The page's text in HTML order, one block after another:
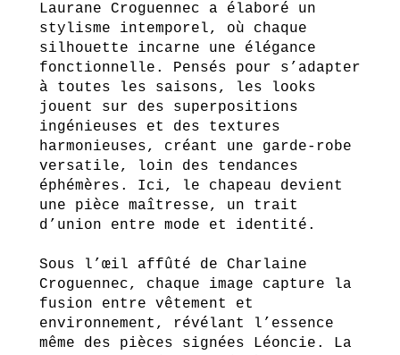
Laurane Croguennec a élaboré un
stylisme intemporel, où chaque
silhouette incarne une élégance
fonctionnelle. Pensés pour s’adapter
à toutes les saisons, les looks
jouent sur des superpositions
ingénieuses et des textures
harmonieuses, créant une garde-robe
versatile, loin des tendances
éphémères. Ici, le chapeau devient
une pièce maîtresse, un trait
d’union entre mode et identité.
Sous l’œil affûté de Charlaine
Croguennec, chaque image capture la
fusion entre vêtement et
environnement, révélant l’essence
même des pièces signées Léoncie. La